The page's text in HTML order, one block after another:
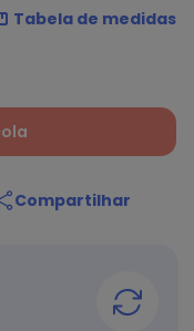
Tabela de medidas
Compartilhar